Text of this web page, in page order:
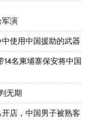
军演
使用中国援助的武器
14名柬埔寨保安将中国
无期
店，中国男子被熟客